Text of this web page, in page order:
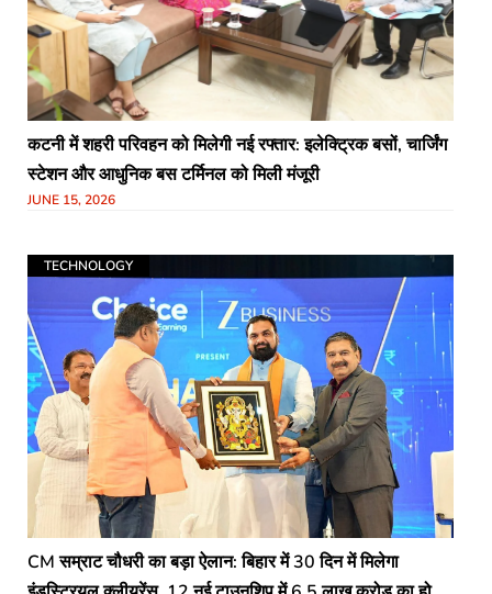
कटनी में शहरी परिवहन को मिलेगी नई रफ्तार: इलेक्ट्रिक बसों, चार्जिंग
स्टेशन और आधुनिक बस टर्मिनल को मिली मंजूरी
JUNE 15, 2026
TECHNOLOGY
CM सम्राट चौधरी का बड़ा ऐलान: बिहार में 30 दिन में मिलेगा